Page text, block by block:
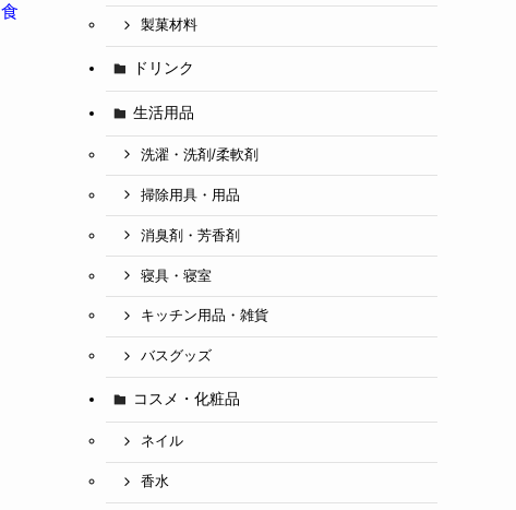
食
製菓材料
ドリンク
生活用品
洗濯・洗剤/柔軟剤
掃除用具・用品
消臭剤・芳香剤
寝具・寝室
キッチン用品・雑貨
バスグッズ
コスメ・化粧品
ネイル
香水